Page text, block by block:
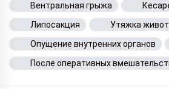
Вентральная грыжа
Липосакция
Утяжка
Опущение внутренних органов
После оперативных